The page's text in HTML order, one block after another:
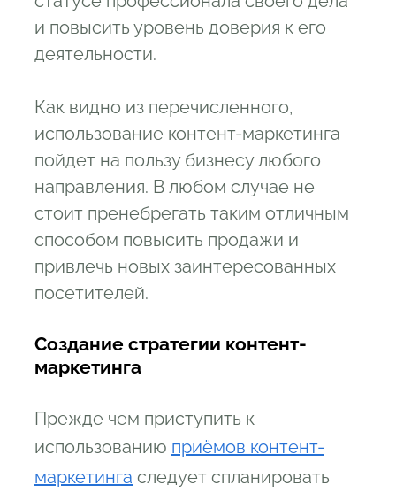
и повысить уровень доверия к его
деятельности.
Как видно из перечисленного,
использование контент-маркетинга
пойдет на пользу бизнесу любого
направления. В любом случае не
стоит пренебрегать таким отличным
способом повысить продажи и
привлечь новых заинтересованных
посетителей.
Создание стратегии контент-
маркетинга
Прежде чем приступить к
использованию приёмов контент-
маркетинга следует спланировать